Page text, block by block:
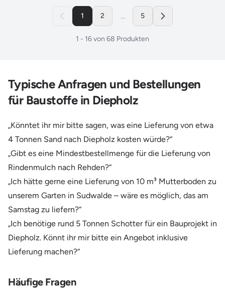
1 2 ... 5
1 - 16von 68 Produkten
Typische Anfragen und Bestellungen
für Baustoffe in Diepholz
„Könntet ihr mir bitte sagen, was eine Lieferung von etwa
4 Tonnen Sand nach Diepholz kosten würde?“
„Gibt es eine Mindestbestellmenge für die Lieferung von
Rindenmulch nach Rehden?“
„Ich hätte gerne eine Lieferung von 10 m³ Mutterboden zu
unserem Garten in Sudwalde – wäre es möglich, das am
Samstag zu liefern?“
„Ich benötige rund 5 Tonnen Schotter für ein Bauprojekt in
Diepholz. Könnt ihr mir bitte ein Angebot inklusive
Lieferung machen?“
Häufige Fragen